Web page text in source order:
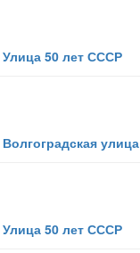
Улица 50 лет СССР
Волгоградская улица
Улица 50 лет СССР